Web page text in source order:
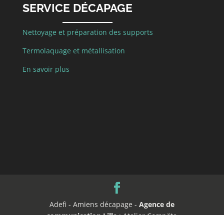
SERVICE DÉCAPAGE
Nettoyage et préparation des supports
Termolaquage et métallisation
En savoir plus
Adefi - Amiens décapage - Agence de